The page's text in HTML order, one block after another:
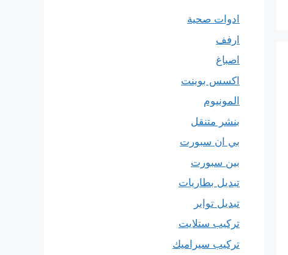
ادوات صحية
ارفف
اصباغ
اكسس بوينت
المونيوم
بنشر متنقل
بي ان سبورت
بين سبورت
تبديل بطاريات
تبديل تواير
تركيب ستلايت
تركيب سيراميك